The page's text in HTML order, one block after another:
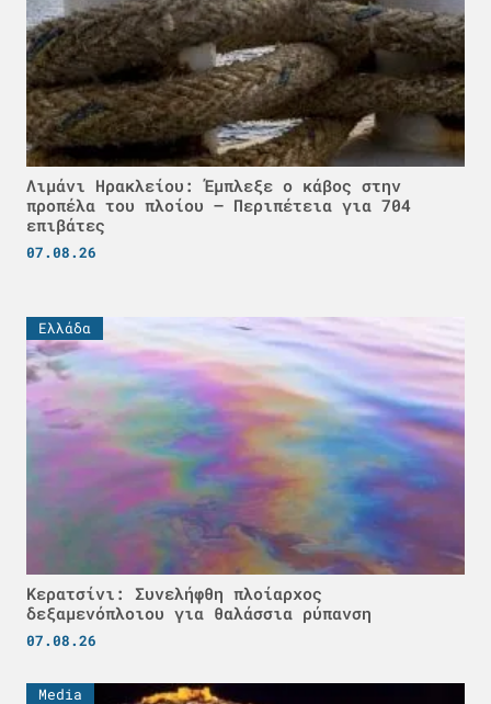
Λιμάνι Ηρακλείου: Έμπλεξε ο κάβος στην
προπέλα του πλοίου – Περιπέτεια για 704
επιβάτες
07.08.26
Ελλάδα
Κερατσίνι: Συνελήφθη πλοίαρχος
δεξαμενόπλοιου για θαλάσσια ρύπανση
07.08.26
Media